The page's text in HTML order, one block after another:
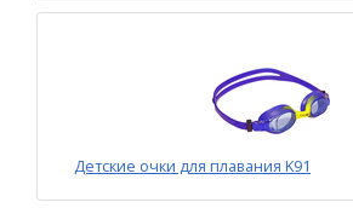
Детские очки для плавания K91